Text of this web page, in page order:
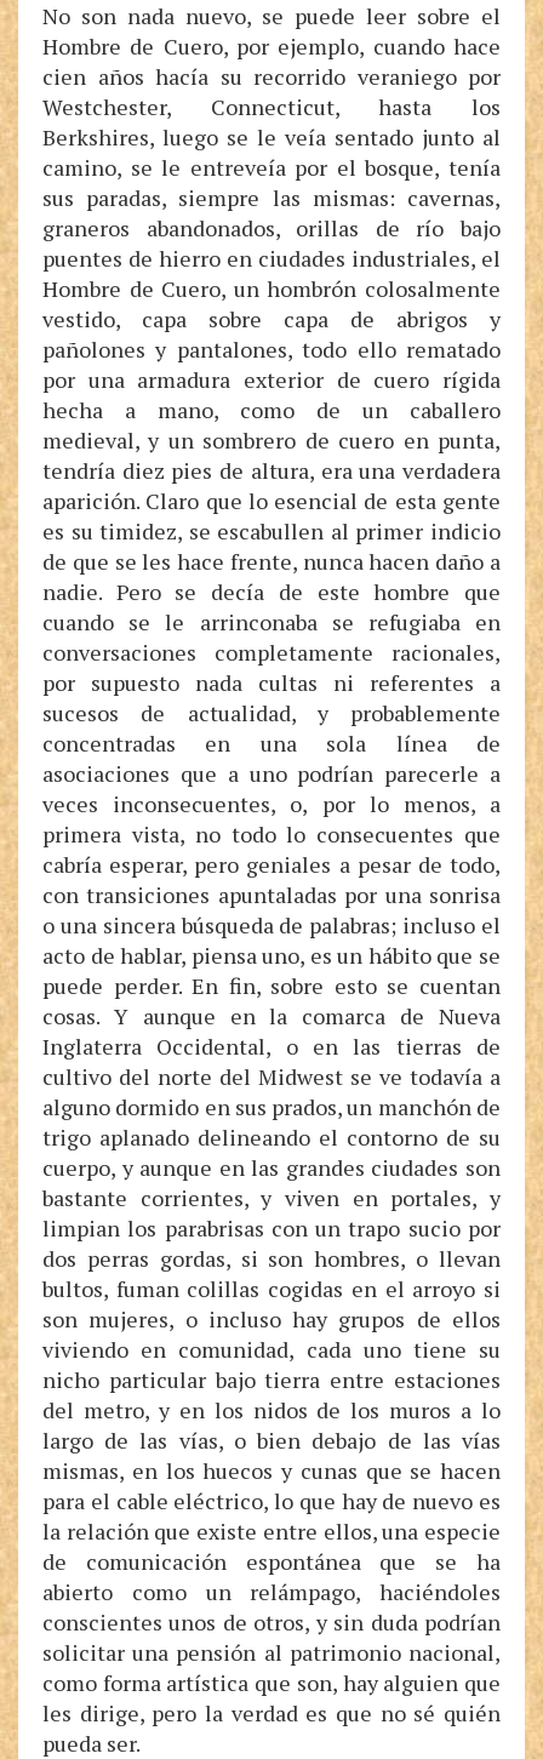
No son nada nuevo, se puede leer sobre el
Hombre de Cuero, por ejemplo, cuando hace
cien años hacía su recorrido veraniego por
Westchester, Connecticut, hasta los
Berkshires, luego se le veía sentado junto al
camino, se le entreveía por el bosque, tenía
sus paradas, siempre las mismas: cavernas,
graneros abandonados, orillas de río bajo
puentes de hierro en ciudades industriales, el
Hombre de Cuero, un hombrón colosalmente
vestido, capa sobre capa de abrigos y
pañolones y pantalones, todo ello rematado
por una armadura exterior de cuero rígida
hecha a mano, como de un caballero
medieval, y un sombrero de cuero en punta,
tendría diez pies de altura, era una verdadera
aparición. Claro que lo esencial de esta gente
es su timidez, se escabullen al primer indicio
de que se les hace frente, nunca hacen daño a
nadie. Pero se decía de este hombre que
cuando se le arrinconaba se refugiaba en
conversaciones completamente racionales,
por supuesto nada cultas ni referentes a
sucesos de actualidad, y probablemente
concentradas en una sola línea de
asociaciones que a uno podrían parecerle a
veces inconsecuentes, o, por lo menos, a
primera vista, no todo lo consecuentes que
cabría esperar, pero geniales a pesar de todo,
con transiciones apuntaladas por una sonrisa
o una sincera búsqueda de palabras; incluso el
acto de hablar, piensa uno, es un hábito que se
puede perder. En fin, sobre esto se cuentan
cosas. Y aunque en la comarca de Nueva
Inglaterra Occidental, o en las tierras de
cultivo del norte del Midwest se ve todavía a
alguno dormido en sus prados, un manchón de
trigo aplanado delineando el contorno de su
cuerpo, y aunque en las grandes ciudades son
bastante corrientes, y viven en portales, y
limpian los parabrisas con un trapo sucio por
dos perras gordas, si son hombres, o llevan
bultos, fuman colillas cogidas en el arroyo si
son mujeres, o incluso hay grupos de ellos
viviendo en comunidad, cada uno tiene su
nicho particular bajo tierra entre estaciones
del metro, y en los nidos de los muros a lo
largo de las vías, o bien debajo de las vías
mismas, en los huecos y cunas que se hacen
para el cable eléctrico, lo que hay de nuevo es
la relación que existe entre ellos, una especie
de comunicación espontánea que se ha
abierto como un relámpago, haciéndoles
conscientes unos de otros, y sin duda podrían
solicitar una pensión al patrimonio nacional,
como forma artística que son, hay alguien que
les dirige, pero la verdad es que no sé quién
pueda ser.